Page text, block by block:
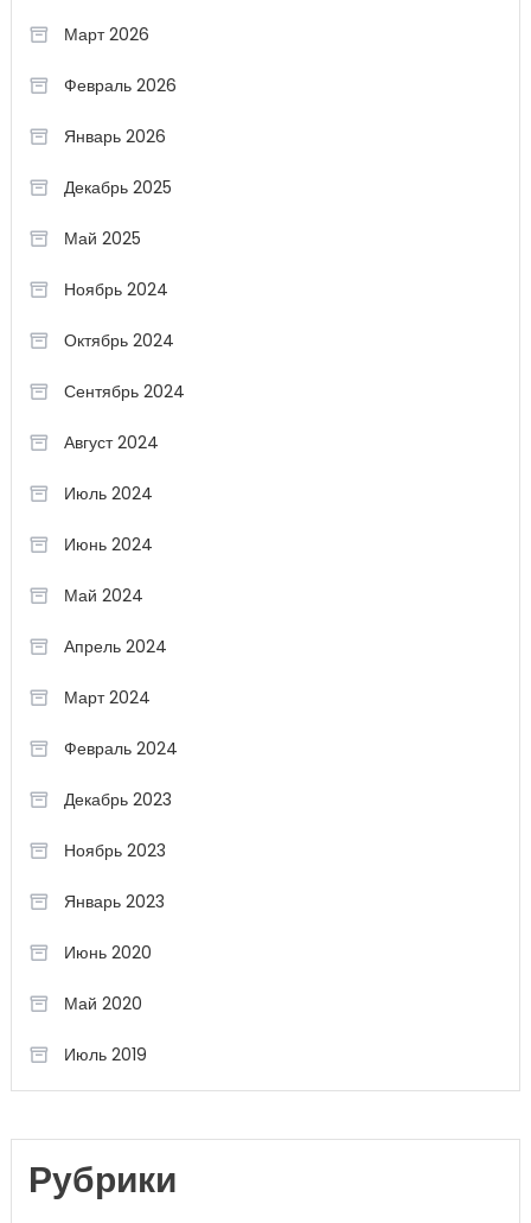
Март 2026
Февраль 2026
Январь 2026
Декабрь 2025
Май 2025
Ноябрь 2024
Октябрь 2024
Сентябрь 2024
Август 2024
Июль 2024
Июнь 2024
Май 2024
Апрель 2024
Март 2024
Февраль 2024
Декабрь 2023
Ноябрь 2023
Январь 2023
Июнь 2020
Май 2020
Июль 2019
Рубрики